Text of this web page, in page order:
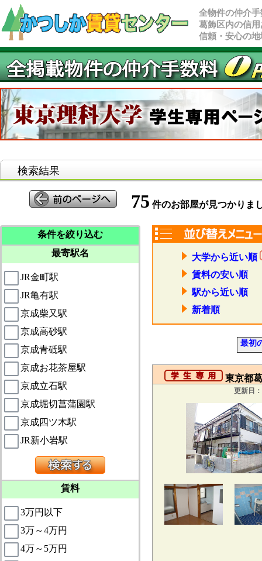
全物件の仲介
葛飾区内の信
信頼・安心の
検索結果
75 件のお部屋が見つかりま
条件を絞り込む
最寄駅名
JR金町駅
JR亀有駅
京成柴又駅
京成高砂駅
京成青砥駅
京成お花茶屋駅
京成立石駅
京成堀切菖蒲園駅
京成四ツ木駅
JR新小岩駅
賃料
3万円以下
3万～4万円
4万～5万円
大学から近い順
賃料の安い順
駅から近い順
新着順
最初
東京都
更新日